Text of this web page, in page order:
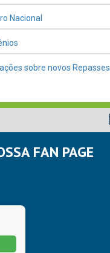
Nacional
sobre novos Repasses
FAN PAGE